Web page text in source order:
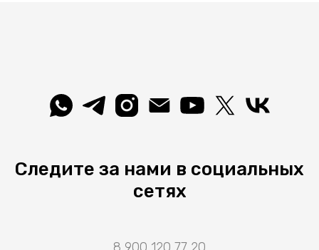
Следите за нами в социальных
сетях